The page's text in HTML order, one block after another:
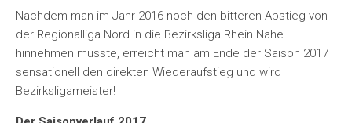
Nachdem man im Jahr 2016 noch den bitteren Abstieg von
der Regionalliga Nord in die Bezirksliga Rhein Nahe
hinnehmen musste, erreicht man am Ende der Saison 2017
sensationell den direkten Wiederaufstieg und wird
Bezirksligameister!